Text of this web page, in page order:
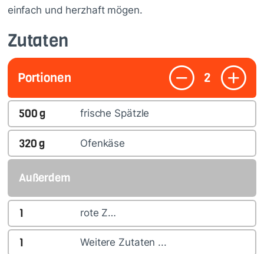
einfach und herzhaft mögen.
Zutaten
Portionen 2
500g frische Spätzle
320g Ofenkäse
Außerdem
1 rote Z…
1 Weitere Zutaten ...